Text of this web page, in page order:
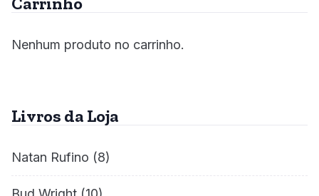
Nenhum produto no carrinho.
Livros da Loja
Natan Rufino (8)